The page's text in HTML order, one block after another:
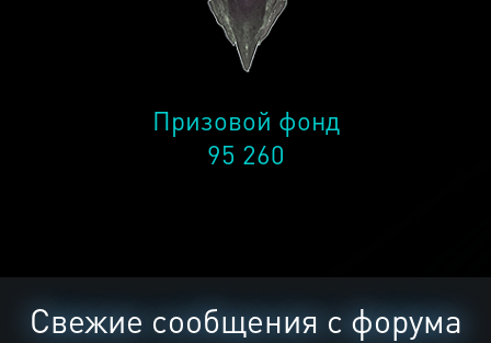
Призовой фонд
95 260
Свежие сообщения с форума